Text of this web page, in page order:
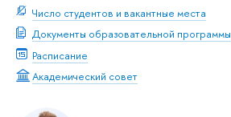
Число студентов и вакантные места
Документы образовательной программы
Расписание
Академический совет